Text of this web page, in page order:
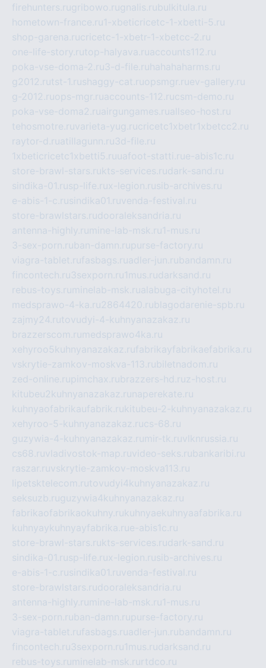
firehunters.rugribowo.rugnalis.rubulkitula.ru
hometown-france.ru1-xbeticricetc-1-xbetti-5.ru
shop-garena.rucricetc-1-xbetr-1-xbetcc-2.ru
one-life-story.rutop-halyava.ruaccounts112.ru
poka-vse-doma-2.ru3-d-file.ru hahahaharms.ru
g2012.rutst-1.rushaggy-cat.ruopsmgr.ruev-gallery.ru
g-2012.ruops-mgr.ruaccounts-112.rucsm-demo.ru
poka-vse-doma2.ruairgungames.ruallseo-host.ru
tehosmotre.ruvarieta-yug.rucricetc1xbetr1xbetcc2.ru
raytor-d.ruatillagunn.ru3d-file.ru
1xbeticricetc1xbetti5.ruuafoot-statti.rue-abis1c.ru
store-brawl-stars.rukts-services.rudark-sand.ru
sindika-01.rusp-life.rux-legion.rusib-archives.ru
e-abis-1-c.rusindika01.ruvenda-festival.ru
store-brawlstars.rudooraleksandria.ru
antenna-highly.ru mine-lab-msk.ru1-mus.ru
3-sex-porn.ruban-damn.rupurse-factory.ru
viagra-tablet.rufasbags.ruadler-jun.rubandamn.ru
fincontech.ru3sexporn.ru1mus.rudarksand.ru
rebus-toys.ru minelab-msk.rualabuga-cityhotel.ru
medsprawo-4-ka.ru2864420.rublagodarenie-spb.ru
zajmy24.rutovudyi-4-kuhnyanazakaz.ru
brazzerscom.ru medsprawo4ka.ru
xehyroo5kuhnyanazakaz.rufabrikayfabrikaefabrika.ru
vskrytie-zamkov-moskva-113.rubiletnadom.ru
zed-online.rupimchax.rubrazzers-hd.ruz-host.ru
kitubeu2kuhnyanazakaz.ru naperekate.ru
kuhnyaofabrikaufabrik.rukitubeu-2-kuhnyanazakaz.ru
xehyroo-5-kuhnyanazakaz.rucs-68.ru
guzywia-4-kuhnyanazakaz.ru mir-tk.ruvlknrussia.ru
cs68.ruvladivostok-map.ruvideo-seks.rubankaribi.ru
raszar.ruvskrytie-zamkov-moskva113.ru
lipetsktelecom.rutovudyi4kuhnyanazakaz.ru
seksuzb.ruguzywia4kuhnyanazakaz.ru
fabrikaofabrikaokuhny.rukuhnyaekuhnyaafabrika.ru
kuhnyaykuhnyayfabrika.rue-abis1c.ru
store-brawl-stars.rukts-services.rudark-sand.ru
sindika-01.rusp-life.rux-legion.rusib-archives.ru
e-abis-1-c.rusindika01.ruvenda-festival.ru
store-brawlstars.rudooraleksandria.ru
antenna-highly.ru mine-lab-msk.ru1-mus.ru
3-sex-porn.ruban-damn.rupurse-factory.ru
viagra-tablet.rufasbags.ruadler-jun.rubandamn.ru
fincontech.ru3sexporn.ru1mus.rudarksand.ru
rebus-toys.ru minelab-msk.ru rtdco.ru